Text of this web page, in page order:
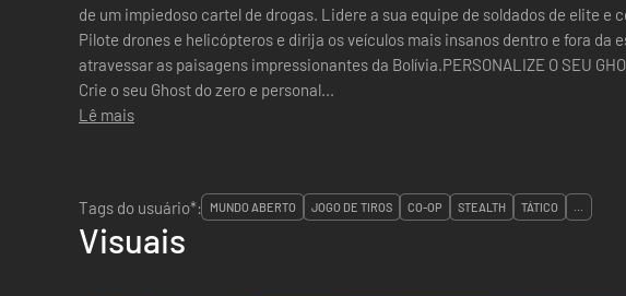
de um impiedoso cartel de drogas. Lidere a sua equipe de soldados de elite e
Pilote drones e helicópteros e dirija os veículos mais insanos dentro e fora da
atravessar as paisagens impressionantes da Bolívia.PERSONALIZE O SEU
Crie o seu Ghost do zero e personal...
Lê mais
Tags do usuário*:
MUNDO ABERTO JOGO DE TIROS CO-OP STEALTH TÁTICO ...
Visuais